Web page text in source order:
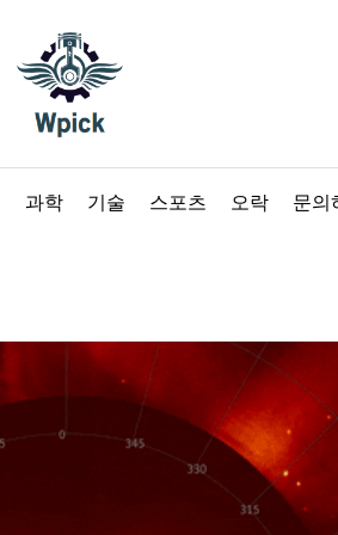
과학 기술 스포츠 오락 문의